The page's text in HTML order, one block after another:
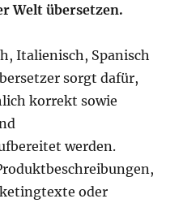
Welt übersetzen.
Italienisch, Spanisch
sorgt dafür,
korrekt sowie
werden.
oder